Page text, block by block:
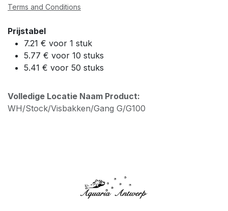
Terms and Conditions
Prijstabel
7.21 € voor 1 stuk
5.77 € voor 10 stuks
5.41 € voor 50 stuks
Volledige Locatie Naam Product:
WH/Stock/Visbakken/Gang G/G100